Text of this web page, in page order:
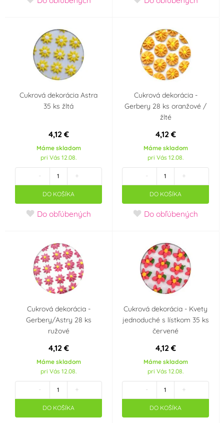
Dinosaurus Veľká noc
Angry Birds Spiderman
Tlapková patrola -
Paw Patrol
Jednorožec - Unicorn
Barbie Hello Kitty
království
Minions - Mimoni Krteček
Panenka LOL Surprise Fotbal
Halloween
jahoda malina
čokoláda mandle
pomeranč
Krajina pôvodu
Cukrová dekorácia Astra
35 ks žltá
4,12 €
Máme skladom
pri Vás 12.08.
- +
DO KOŠÍKA
Do obľúbených
Cukrová dekorácia -
Gerbery 28 ks oranžové /
žlté
4,12 €
Máme skladom
pri Vás 12.08.
- +
DO KOŠÍKA
Do obľúbených
Cukrová dekorácia -
Gerbery/Astry 28 ks
ružové
4,12 €
Máme skladom
pri Vás 12.08.
- +
DO KOŠÍKA
Cukrová dekorácia - Kvety
jednoduché s lístkom 35 ks
červené
4,12 €
Máme skladom
pri Vás 12.08.
- +
DO KOŠÍKA